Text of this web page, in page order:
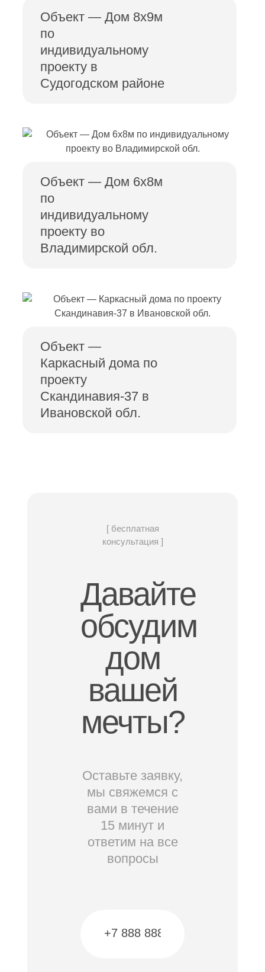
Объект — Дом 8х9м
по
индивидуальному
проекту в
Судогодском районе
Объект — Дом 6х8м
по
индивидуальному
проекту во
Владимирской обл.
Объект —
Каркасный дома по
проекту
Скандинавия-37 в
Ивановской обл.
[ бесплатная
консультация ]
Давайте
обсудим
дом
вашей
мечты?
Оставьте заявку,
мы свяжемся с
вами в течение
15 минут и
ответим на все
вопросы